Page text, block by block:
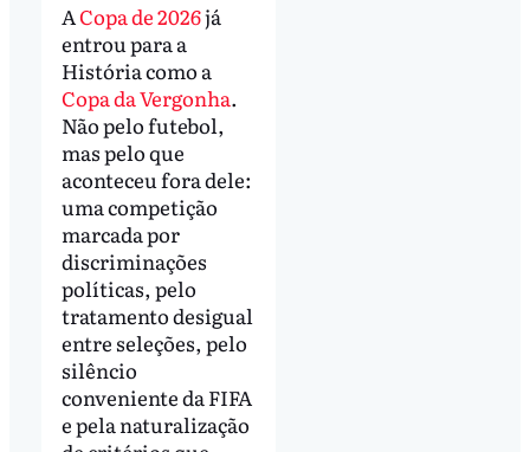
ACopa de 2026já
entrou para a
História como a
Copa da Vergonha.
Não pelo futebol,
mas pelo que
aconteceu fora dele:
uma competição
marcada por
discriminações
políticas, pelo
tratamento desigual
entre seleções, pelo
silêncio
conveniente da FIFA
e pela naturalização